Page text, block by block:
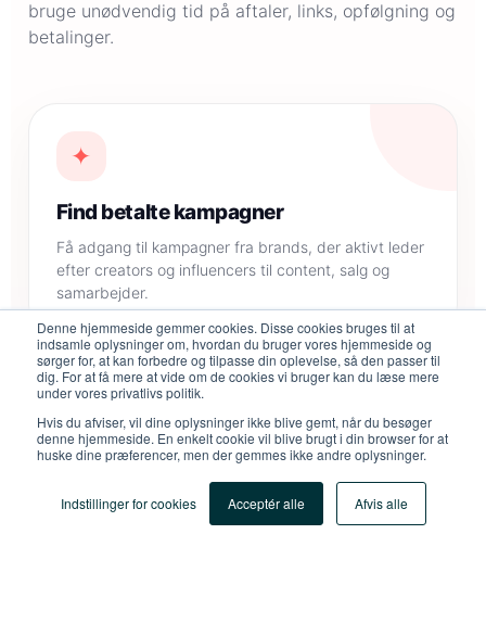
Denne hjemmeside gemmer cookies. Disse cookies bruges til at
indsamle oplysninger om, hvordan du bruger vores hjemmeside og
sørger for, at kan forbedre og tilpasse din oplevelse, så den passer til
dig. For at få mere at vide om de cookies vi bruger kan du læse mere
under vores privatlivs politik.
Hvis du afviser, vil dine oplysninger ikke blive gemt, når du besøger
denne hjemmeside. En enkelt cookie vil blive brugt i din browser for at
huske dine præferencer, men der gemmes ikke andre oplysninger.
Indstillinger for cookies Acceptér alle Afvis alle
bruge unødvendig tid på aftaler, links, opfølgning og
betalinger.
✦
Find betalte kampagner
Få adgang til kampagner fra brands, der aktivt leder
efter creators og influencers til content, salg og
samarbejder.
✓
Sikker betaling
så du ikke skal jagte betalinger eller holde styr på alt